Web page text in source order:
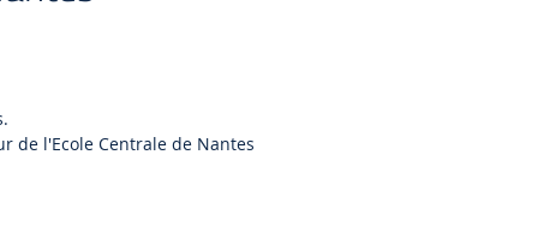
de l'Ecole Centrale de Nantes